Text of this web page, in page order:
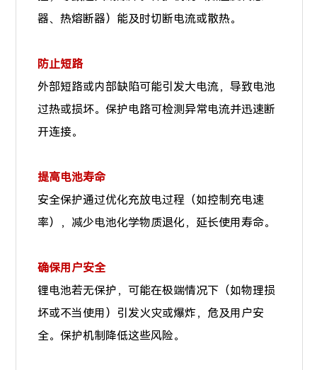
器、热熔断器）能及时切断电流或散热。
防止短路
外部短路或内部缺陷可能引发大电流，导致电池
过热或损坏。保护电路可检测异常电流并迅速断
开连接。
提高电池寿命
安全保护通过优化充放电过程（如控制充电速
率），减少电池化学物质退化，延长使用寿命。
确保用户安全
锂电池若无保护，可能在极端情况下（如物理损
坏或不当使用）引发火灾或爆炸，危及用户安
全。保护机制降低这些风险。